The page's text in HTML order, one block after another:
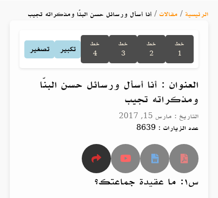
الرئيسية / مقالات/ أنا أسأل ورسائل حسن البنّا ومذكراته تجيب
خط
1
خط
2
خط
3
خط
4
تكبير تصغير
العنوان : أنا أسأل ورسائل حسن البنّا
ومذكراته تجيب
التاريخ : مارس 15, 2017
عدد الزيارات : 8639
س١: ما عقيدة جماعتك؟